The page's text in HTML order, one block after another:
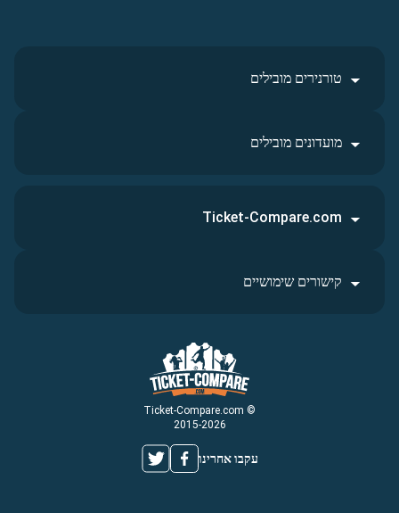
טורנירים מובילים
מועדונים מובילים
© Ticket-Compare.com
2015-2026
עקבו אחרינו
Ticket-Compare.com
קישורים שימושיים